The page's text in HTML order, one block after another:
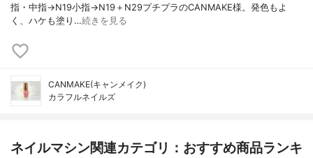
指・中指→N19小指→N19＋N29プチプラのCANMAKE様。発色もよ
く、ハケも塗り…続きを見る
CANMAKE(キャンメイク)
カラフルネイルズ
ネイルマシン関連カテゴリ：おすすめ商品ランキ